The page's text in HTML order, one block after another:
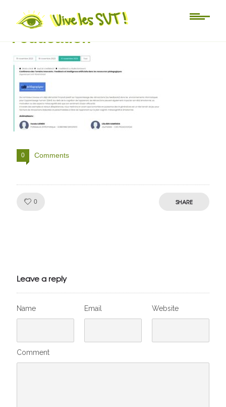
conférence salon de
l’éducation
0 Comments
0 SHARE
Leave a reply
Name Email Website
Comment